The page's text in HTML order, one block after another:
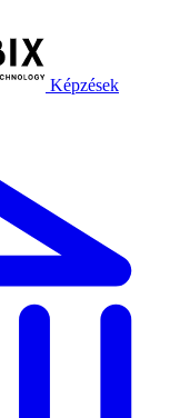
Képzések